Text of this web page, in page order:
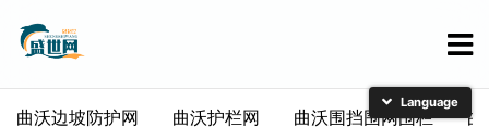
曲沃边坡防护网 曲沃护栏网 曲沃围挡围网围栏 曲
简体中文